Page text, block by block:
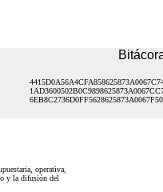
operativa,
y la difusión del